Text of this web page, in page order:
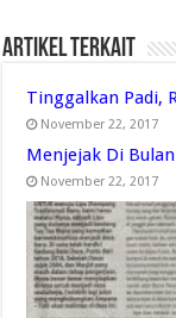
Artikel Terkait
Tinggalkan Padi,
November 22, 2017
Menjejak Di Bulan
November 22, 2017